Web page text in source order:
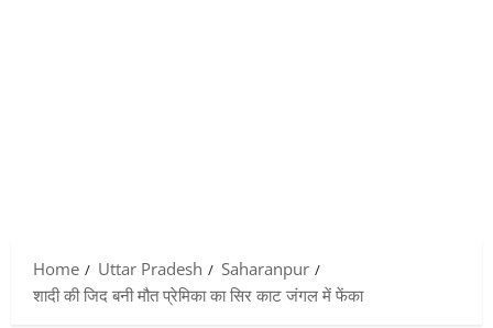
Home Uttar Pradesh
Saharanpur
शादी की जिद बनी मौत प्रेमिका का सिर काट जंगल में फेंका